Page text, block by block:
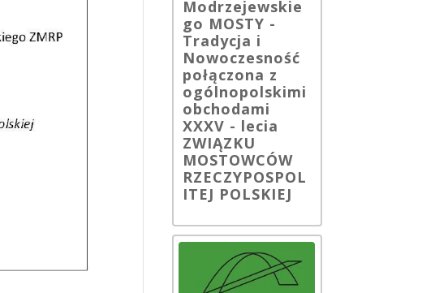
Modrzejewskie
go MOSTY -
Tradycja i
Nowoczesność
połączona z
ogólnopolskimi
obchodami
XXXV - lecia
ZWIĄZKU
MOSTOWCÓW
RZECZYPOSPOL
ITEJ POLSKIEJ